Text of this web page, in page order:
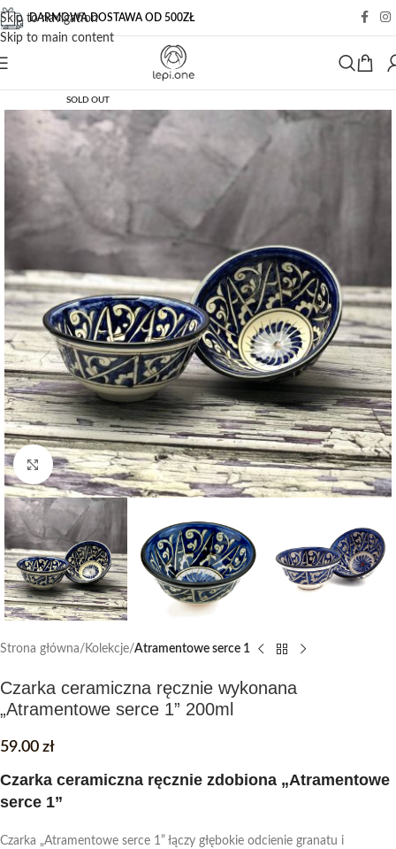
Skip to navigation
Skip to main content
DARMOWA DOSTAWA OD 500ZŁ
SOLD OUT
Click to enlarge
Strona główna Kolekcje Atramentowe serce 1
Czarka ceramiczna ręcznie wykonana
„Atramentowe serce 1” 200ml
59.00 zł
Czarka ceramiczna ręcznie zdobiona „Atramentowe
serce 1”
Czarka „Atramentowe serce 1” łączy głębokie odcienie granatu i